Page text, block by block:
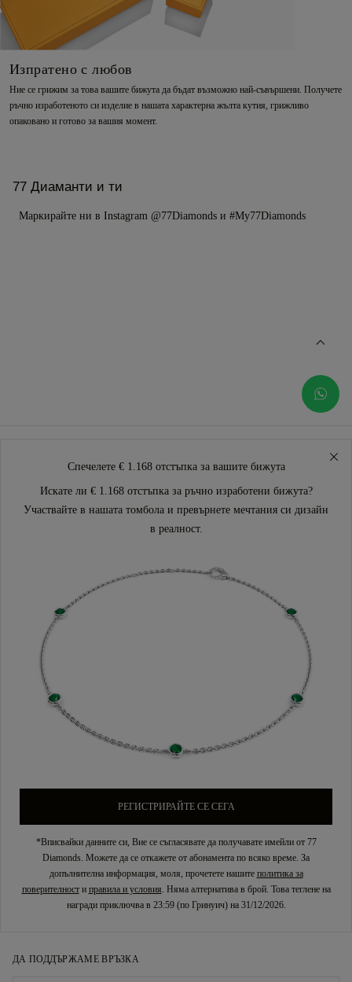
Изпратено с любов
Ние се грижим за това вашите бижута да бъдат възможно най-съвършени. Получете
ръчно изработеното си изделие в нашата характерна жълта кутия, грижливо
опаковано и готово за вашия момент.
77 Диаманти и ти
Маркирайте ни в Instagram @77Diamonds и #My77Diamonds
Спечелете € 1.168 отстъпка за вашите бижута
Искате ли € 1.168 отстъпка за ръчно изработени бижута?
Участвайте в нашата томбола и превърнете мечтания си дизайн
в реалност.
РЕГИСТРИРАЙТЕ СЕ СЕГА
*Вписвайки данните си, Вие се съгласявате да получавате имейли от 77
Diamonds. Можете да се откажете от абонамента по всяко време. За
допълнителна информация, моля, прочетете нашите политика за
поверителности правила и условия. Няма алтернатива в брой. Това теглене на
награди приключва в 23:59 (по Гринуич) на 31/12/2026.
ДА ПОДДЪРЖАМЕ ВРЪЗКА